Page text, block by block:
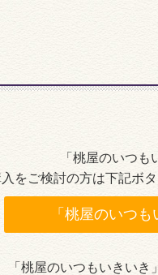
「桃屋のいつも
をご検討の方は下記ボ
「桃屋のいつも
「桃屋のいつもいきいき」